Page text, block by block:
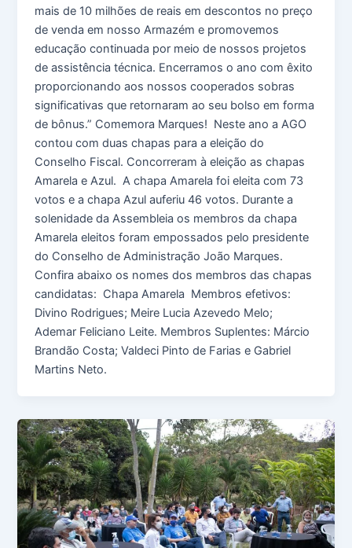
mais de 10 milhões de reais em descontos no preço
de venda em nosso Armazém e promovemos
educação continuada por meio de nossos projetos
de assistência técnica. Encerramos o ano com êxito
proporcionando aos nossos cooperados sobras
significativas que retornaram ao seu bolso em forma
de bônus.” Comemora Marques! Neste ano a AGO
contou com duas chapas para a eleição do
Conselho Fiscal. Concorreram à eleição as chapas
Amarela e Azul. A chapa Amarela foi eleita com 73
votos e a chapa Azul auferiu 46 votos. Durante a
solenidade da Assembleia os membros da chapa
Amarela eleitos foram empossados pelo presidente
do Conselho de Administração João Marques.
Confira abaixo os nomes dos membros das chapas
candidatas: Chapa Amarela Membros efetivos:
Divino Rodrigues; Meire Lucia Azevedo Melo;
Ademar Feliciano Leite. Membros Suplentes: Márcio
Brandão Costa; Valdeci Pinto de Farias e Gabriel
Martins Neto.